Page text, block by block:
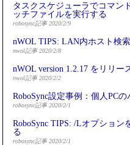
タスクスケジューラでコマン
ッチファイルを実行する
robosync記事 2020/2/9
nWOL TIPS: LAN内ホスト検
nwol記事 2020/2/8
nWOL version 1.2.17 をリリー
nwol記事 2020/2/2
RoboSync設定事例：個人PC
robosync記事 2020/2/1
RoboSync TIPS: /Lオプショ
る
robosync記事 2020/2/1